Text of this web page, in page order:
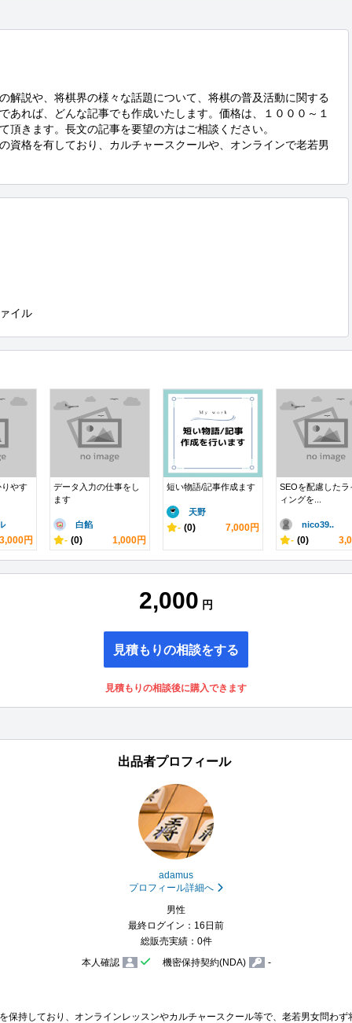
解説や、将棋界の様々な話題について、将棋の普及活動に関する
あれば、どんな記事でも作成いたします。価格は、１０００～１
頂きます。長文の記事を要望の方はご相談ください。
資格を有しており、カルチャースクールや、オンラインで老若男
イル
やす
3,000円
データ入力の仕事をし
ます
白餡
- (0) 1,000円
短い物語/記事作成ます
天野
- (0) 7,000円
SEOを配慮したラ
ィングを...
nico39..
- (0)
2,000 円
見積もりの相談をする
見積もりの相談後に購入できます
出品者プロフィール
adamus
プロフィール詳細へ
男性
最終ログイン：16日前
総販売実績：0件
本人確認
機密保持契約(NDA) -
持しており、オンラインレッスンやカルチャースクール等で、老若男女問わず